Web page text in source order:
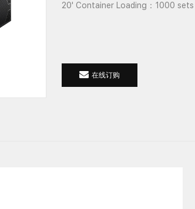
20' Container Loading：1000 sets
在线订购